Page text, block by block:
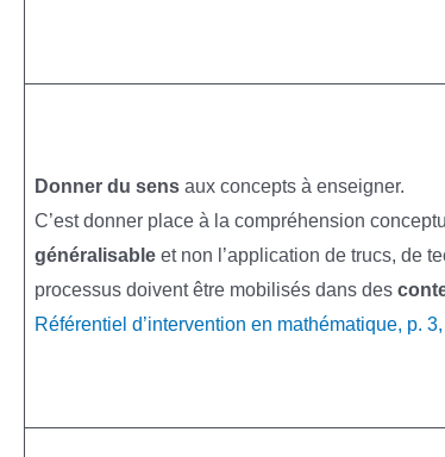
Donner du sens aux concepts à enseigner.
C’est donner place à la compréhension
généralisable et non l’application de trucs, de
processus doivent être mobilisés dans des
Référentiel d’intervention en mathématique, p.